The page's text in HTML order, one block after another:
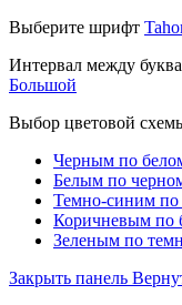
Выберите шрифт
Интервал между
Большой
Выбор цветовой
Черным по
Белым по
Темно-синим по
Коричневым по
Зеленым по
Закрыть панель